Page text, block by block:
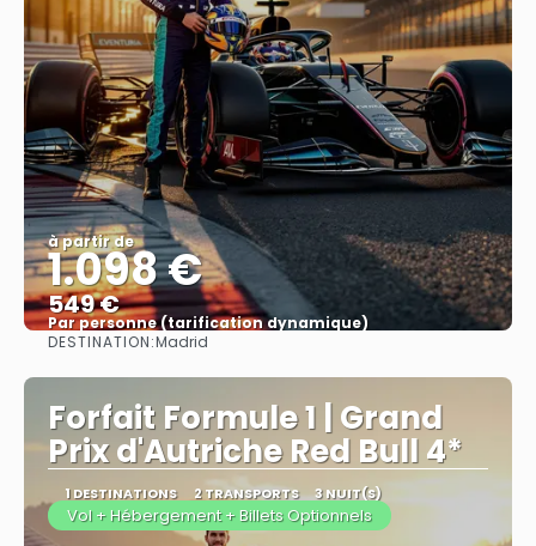
à partir de
1.098 €
549 €
Par personne (tarification dynamique)
DESTINATION:Madrid
Forfait Formule 1 | Grand
Prix d'Autriche Red Bull 4*
1 DESTINATIONS 2 TRANSPORTS 3 NUIT(S)
Vol + Hébergement + Billets Optionnels